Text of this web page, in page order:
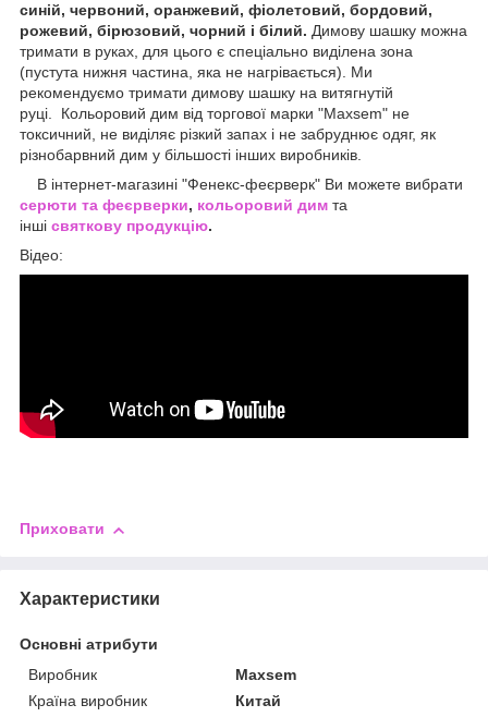
синій, червоний, оранжевий, фіолетовий, бордовий,
рожевий, бірюзовий, чорний і білий. Димову шашку можна
тримати в руках, для цього є спеціально виділена зона
(пустута нижня частина, яка не нагрівається). Ми
рекомендуємо тримати димову шашку на витягнутій
руці. Кольоровий дим від торгової марки "Maxsem" не
токсичний, не виділяє різкий запах і не забруднює одяг, як
різнобарвний дим у більшості інших виробників.
В інтернет-магазині "Фенекс-феєрверк" Ви можете вибрати
серюти та феєрверки, кольоровий дим та
інші святкову продукцію.
Відео:
Приховати
Характеристики
Основні атрибути
Виробник
Maxsem
Країна виробник
Китай